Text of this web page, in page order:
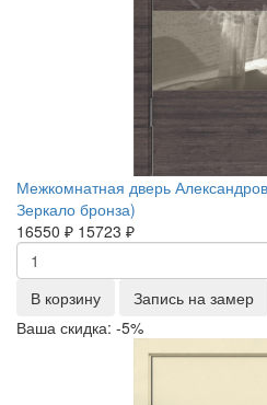
Межкомнатная дверь
Зеркало бронза)
16550 ₽ 15723 ₽
В корзину
Запись на замер
Ваша скидка: -5%